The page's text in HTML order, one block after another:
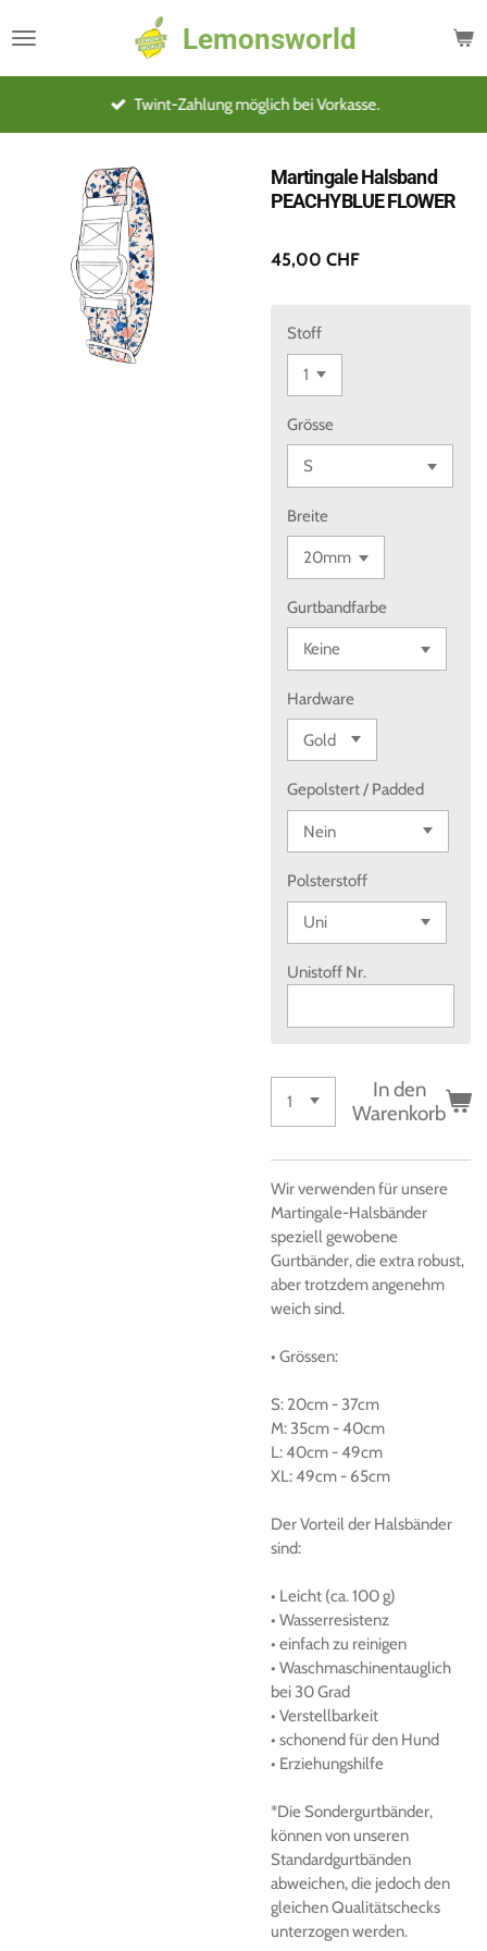
Hauptinhalt
Lemonsworld
Twint-Zahlung möglich bei Vorkasse.
Martingale Halsband
PEACHYBLUE FLOWER
45,00 CHF
Stoff
Grösse
Breite
Gurtbandfarbe
Hardware
Gepolstert / Padded
Polsterstoff
Unistoff Nr.
In den
Warenkorb
Wir verwenden für unsere
Martingale-Halsbänder
speziell gewobene
Gurtbänder, die extra robust,
aber trotzdem angenehm
weich sind.
• Grössen:
S: 20cm -37cm
M:35cm -40cm
L:40cm -49cm
XL:49cm - 65cm
DerVorteil der Halsbänder
sind:
• Leicht (ca.100 g)
• Wasserresistenz
• einfach zu reinigen
• Waschmaschinentauglich
bei 30 Grad
• Verstellbarkeit
• schonend für den Hund
• Erziehungshilfe
*Die Sondergurtbänder,
können von unseren
Standardgurtbänden
abweichen, die jedoch den
gleichen Qualitätschecks
unterzogen werden.